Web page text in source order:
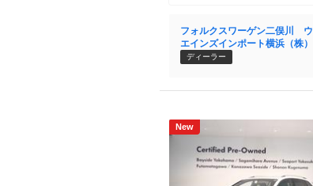
フォルクスワーゲン二俣川 ウ
エインズインポート横浜（株）
ディーラー
New